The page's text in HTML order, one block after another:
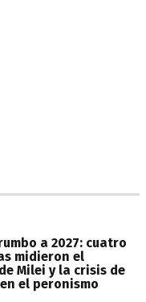
a 2027: cuatro
midieron el
Milei y la crisis de
el peronismo